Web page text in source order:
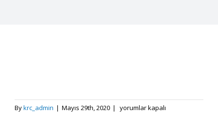
Bykrc_admin | Mayıs 29th, 2020 |
footer
yorumlar kapalı